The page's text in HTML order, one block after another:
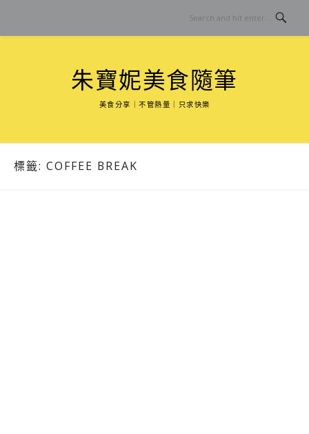
content
朱寶妮美食隨筆
美食分享｜不管熱量｜只求快樂
標籤: COFFEE BREAK